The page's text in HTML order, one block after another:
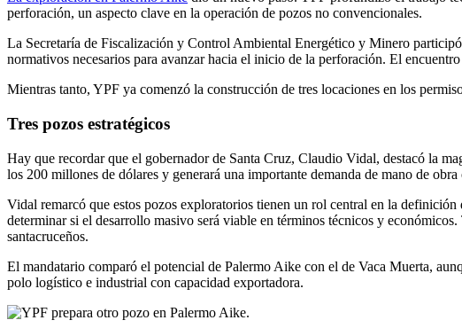
perforación, un aspecto clave en la operación de pozos no convencionales.
La Secretaría de Fiscalización y Control Ambiental Energético y Minero
normativos necesarios para avanzar hacia el inicio de la perforación. El
Mientras tanto, YPF ya comenzó la construcción de tres locaciones en los
Tres pozos estratégicos
Hay que recordar que el gobernador de Santa Cruz, Claudio Vidal, destacó la
los 200 millones de dólares y generará una importante demanda de mano de
Vidal remarcó que estos pozos exploratorios tienen un rol central en la
determinar si el desarrollo masivo será viable en términos técnicos y
santacruceños.
El mandatario comparó el potencial de Palermo Aike con el de Vaca Muerta,
polo logístico e industrial con capacidad exportadora.